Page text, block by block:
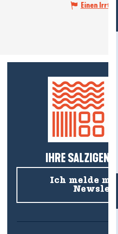
Einen
IHRE SALZIGEN
Ich melde